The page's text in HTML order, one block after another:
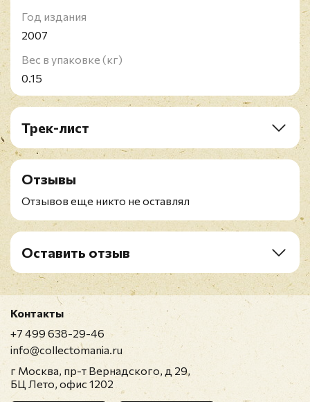
Год издания
2007
Вес в упаковке (кг)
0.15
Трек-лист
1. Мечты во сне
2. Два друга
3. Признание
4. Жизнь-игра
6. Пляж
7. Лунный свет
8. Зачем
9. Белим мелом
10. TECHNO
11. Последняя ночь
12. Ночью буду с тобой
Отзывы
Отзывов еще никто не оставлял
Оставить отзыв
Имя*
E-mail *
Контакты
+7 499 638-29-46
info@collectomania.ru
г Москва, пр-т Вернадского, д 29,
БЦ Лето, офис 1202